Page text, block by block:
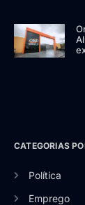
CATEGORIAS
Política
Emprego